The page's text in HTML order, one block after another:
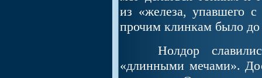
из «железа, упавшего
прочим клинкам было до
Нолдор славились
«длинными мечами».